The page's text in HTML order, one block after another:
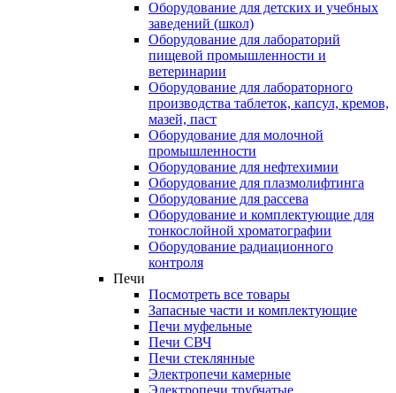
Оборудование для детских и учебных
заведений (школ)
Оборудование для лабораторий
пищевой промышленности и
ветеринарии
Оборудование для лабораторного
производства таблеток, капсул, кремов,
мазей, паст
Оборудование для молочной
промышленности
Оборудование для нефтехимии
Оборудование для плазмолифтинга
Оборудование для рассева
Оборудование и комплектующие для
тонкослойной хроматографии
Оборудование радиационного
контроля
Печи
Посмотреть все товары
Запасные части и комплектующие
Печи муфельные
Печи СВЧ
Печи стеклянные
Электропечи камерные
Электропечи трубчатые